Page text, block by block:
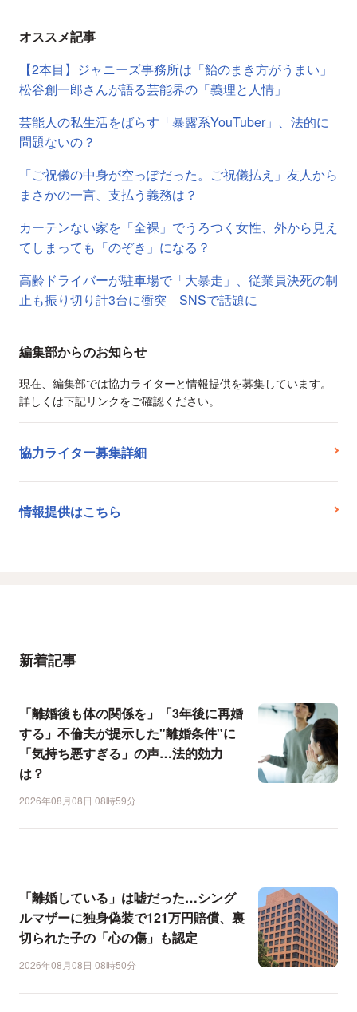
オススメ記事
【2本目】ジャニーズ事務所は「飴のまき方がうまい」
松谷創一郎さんが語る芸能界の「義理と人情」
芸能人の私生活をばらす「暴露系YouTuber」、法的に
問題ないの？
「ご祝儀の中身が空っぽだった。ご祝儀払え」友人から
まさかの一言、支払う義務は？
カーテンない家を「全裸」でうろつく女性、外から見え
てしまっても「のぞき」になる？
高齢ドライバーが駐車場で「大暴走」、従業員決死の制
止も振り切り計3台に衝突 SNSで話題に
編集部からのお知らせ
現在、編集部では協力ライターと情報提供を募集しています。
詳しくは下記リンクをご確認ください。
協力ライター募集詳細
情報提供はこちら
新着記事
「離婚後も体の関係を」「3年後に再婚
する」不倫夫が提示した"離婚条件"に
「気持ち悪すぎる」の声…法的効力
は？
2026年08月08日 08時59分
「離婚している」は嘘だった…シング
ルマザーに独身偽装で121万円賠償、裏
切られた子の「心の傷」も認定
2026年08月08日 08時50分